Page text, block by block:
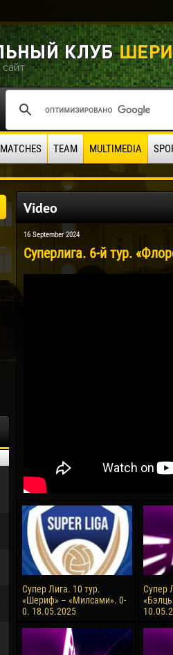
MATCHES TEAM MULTIMEDIA
30 January
Dhoraso Moreo KLAS
24 February
Vladislav COSTIN
02 March
Veaceslav COZMA
09 March
Emmanuel AFETSE
Jayder Moreno ASPRILLA
04
13
24
15
Video
16 September 2024
Суперлига. 6-й тур.
Супер Лига. 10 тур.
«Шериф» – «Милсами». 0-
0. 18.05.2025
Супер